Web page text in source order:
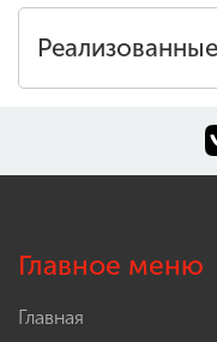
Главное меню
Главная